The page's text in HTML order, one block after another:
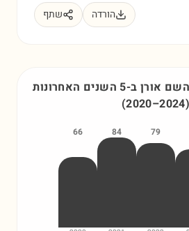
הורדה שתף
השם אורן ב-5 השנים האחרונות
(2020–2024)
79
84
66